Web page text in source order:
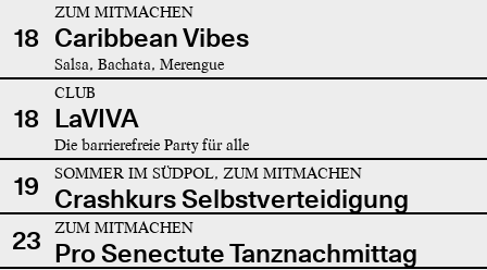
18
ZUM MITMACHEN
Caribbean Vibes
Salsa, Bachata, Merengue
18
CLUB
LaVIVA
Die barrierefreie Party für alle
19 SOMMER IM SÜDPOL, ZUM MITMACHEN
Crashkurs Selbstverteidigung
23
ZUM MITMACHEN
Pro Senectute Tanznachmittag